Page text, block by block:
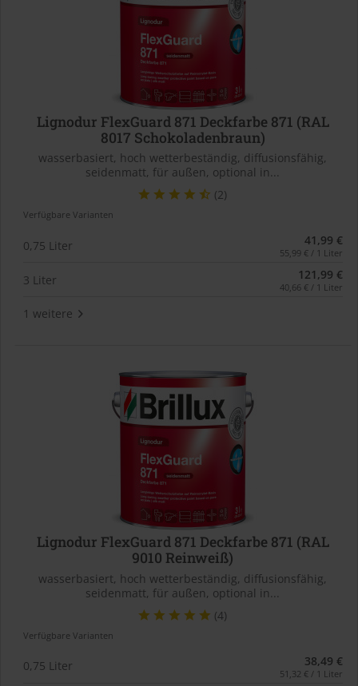
Lignodur FlexGuard 871 Deckfarbe 871 (RAL
8017 Schokoladenbraun)
wasserbasiert, hoch wetterbeständig, diffusionsfähig,
seidenmatt, für außen, optional in...
(2)
Verfügbare Varianten
0,75 Liter 41,99 €
55,99 € / 1 Liter
3 Liter 121,99 €
40,66 € / 1 Liter
1 weitere
Lignodur FlexGuard 871 Deckfarbe 871 (RAL
9010 Reinweiß)
wasserbasiert, hoch wetterbeständig, diffusionsfähig,
seidenmatt, für außen, optional in...
(4)
Verfügbare Varianten
0,75 Liter 38,49 €
51,32 € / 1 Liter